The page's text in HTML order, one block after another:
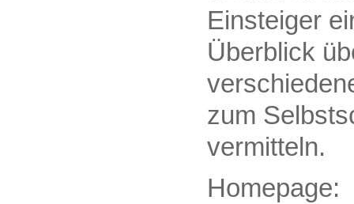
Einsteiger
Überblick
zum
vermitteln.
Homepage: